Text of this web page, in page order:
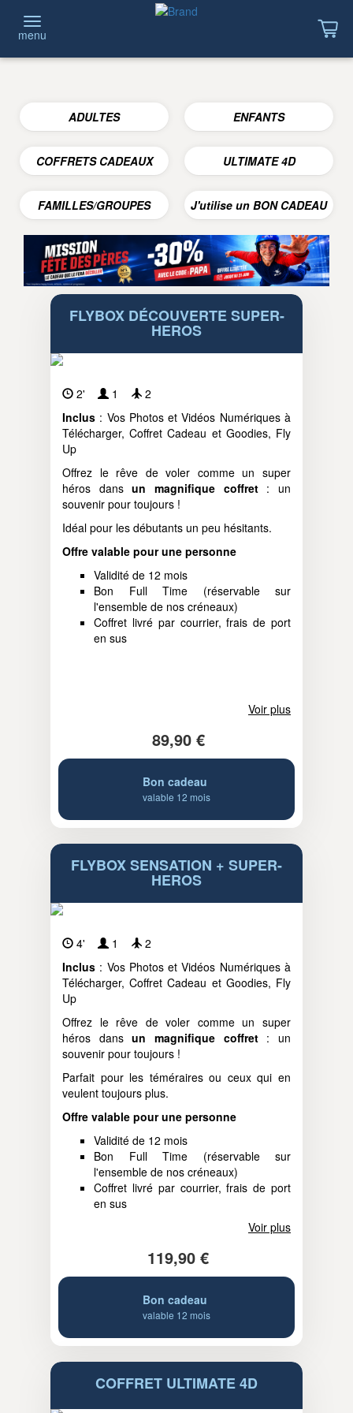
menu
ADULTES ENFANTS
COFFRETS CADEAUX ULTIMATE 4D
FAMILLES/GROUPES J'utilise un BON CADEAU
FLYBOX DÉCOUVERTE SUPER-
HEROS
2' 1
2
Inclus : Vos Photos et Vidéos Numériques à
Télécharger, Coffret Cadeau et Goodies, Fly
Up
Offrez le rêve de voler comme un super
héros dansun magnifique coffret: un
souvenir pour toujours !
Idéal pour les débutants un peu hésitants.
Offre valable pour une personne
Validité de 12 mois
Bon Full Time (réservable sur
l'ensemble de nos créneaux)
Coffret livré par courrier, frais de port
en sus
Voir plus
89,90 €
Bon cadeau
valable 12 mois
FLYBOX SENSATION + SUPER-
HEROS
4' 1
2
Inclus : Vos Photos et Vidéos Numériques à
Télécharger, Coffret Cadeau et Goodies, Fly
Up
Offrez le rêve de voler comme un super
héros dansun magnifique coffret: un
souvenir pour toujours !
Parfait pour les téméraires ou ceux qui en
veulent toujours plus.
Offre valable pour une personne
Validité de 12 mois
Bon Full Time (réservable sur
l'ensemble de nos créneaux)
Coffret livré par courrier, frais de port
en sus
Voir plus
119,90 €
Bon cadeau
valable 12 mois
COFFRET ULTIMATE 4D